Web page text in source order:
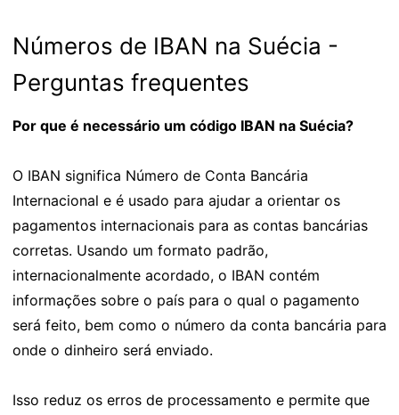
Números de IBAN na Suécia -
Perguntas frequentes
Por que é necessário um código IBAN na Suécia?
O IBAN significa Número de Conta Bancária
Internacional e é usado para ajudar a orientar os
pagamentos internacionais para as contas bancárias
corretas. Usando um formato padrão,
internacionalmente acordado, o IBAN contém
informações sobre o país para o qual o pagamento
será feito, bem como o número da conta bancária para
onde o dinheiro será enviado.
Isso reduz os erros de processamento e permite que